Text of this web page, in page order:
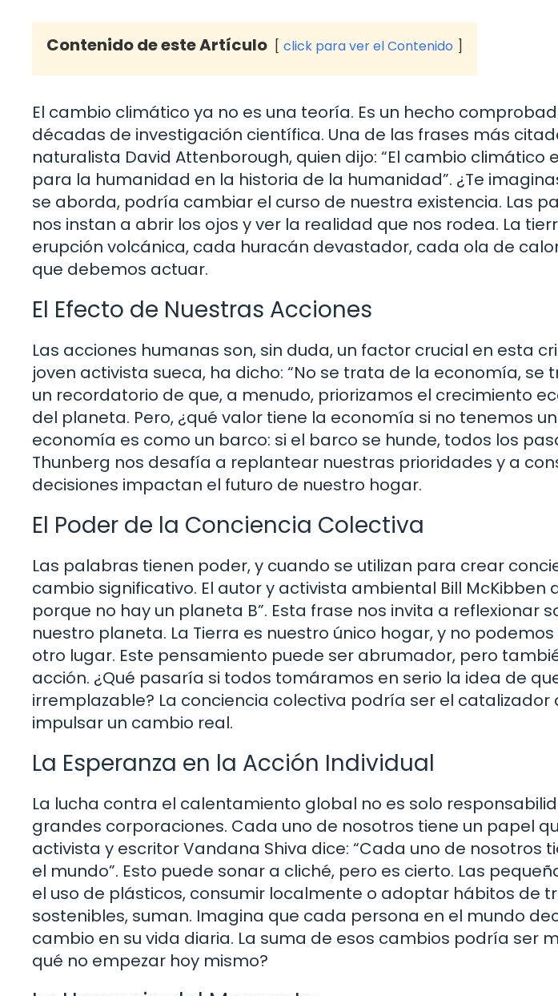
Contenido de este Artículo click para ver el Contenido
El cambio climático ya no es una teoría. Es un hecho
décadas de investigación científica. Una de las frases más
naturalista David Attenborough, quien dijo: “El cambio climático
para la humanidad en la historia de la humanidad”. ¿Te
se aborda, podría cambiar el curso de nuestra existencia. Las
nos instan a abrir los ojos y ver la realidad que nos rodea. La
erupción volcánica, cada huracán devastador, cada ola de
que debemos actuar.
El Efecto de Nuestras Acciones
Las acciones humanas son, sin duda, un factor crucial en esta
joven activista sueca, ha dicho: “No se trata de la economía, se
un recordatorio de que, a menudo, priorizamos el crecimiento
del planeta. Pero, ¿qué valor tiene la economía si no tenemos
economía es como un barco: si el barco se hunde, todos los
Thunberg nos desafía a replantear nuestras prioridades y a
decisiones impactan el futuro de nuestro hogar.
El Poder de la Conciencia Colectiva
Las palabras tienen poder, y cuando se utilizan para crear
cambio significativo. El autor y activista ambiental Bill McKibben
porque no hay un planeta B”. Esta frase nos invita a reflexionar
nuestro planeta. La Tierra es nuestro único hogar, y no
otro lugar. Este pensamiento puede ser abrumador, pero
acción. ¿Qué pasaría si todos tomáramos en serio la idea de
irremplazable? La conciencia colectiva podría ser el
impulsar un cambio real.
La Esperanza en la Acción Individual
La lucha contra el calentamiento global no es solo
grandes corporaciones. Cada uno de nosotros tiene un papel
activista y escritor Vandana Shiva dice: “Cada uno de nosotros
el mundo”. Esto puede sonar a cliché, pero es cierto. Las
el uso de plásticos, consumir localmente o adoptar hábitos de
sostenibles, suman. Imagina que cada persona en el mundo
cambio en su vida diaria. La suma de esos cambios podría ser
qué no empezar hoy mismo?